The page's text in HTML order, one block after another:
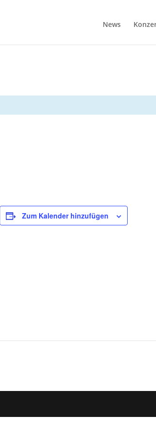
News
Zum Kalender hinzufügen